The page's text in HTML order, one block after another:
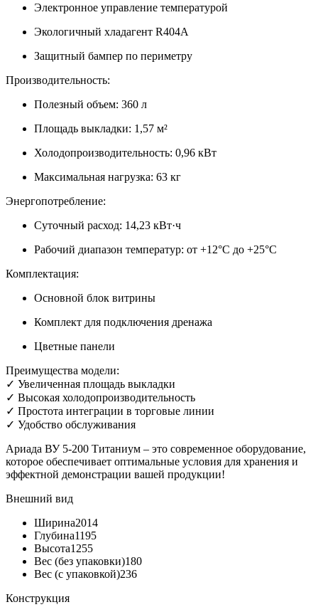
Электронное управление температурой
Экологичный хладагент R404А
Защитный бампер по периметру
Производительность:
Полезный объем: 360 л
Площадь выкладки: 1,57 м²
Холодопроизводительность: 0,96 кВт
Максимальная нагрузка: 63 кг
Энергопотребление:
Суточный расход: 14,23 кВт·ч
Рабочий диапазон температур: от +12°C до +25°C
Комплектация:
Основной блок витрины
Комплект для подключения дренажа
Цветные панели
Преимущества модели:
✓ Увеличенная площадь выкладки
✓ Высокая холодопроизводительность
✓ Простота интеграции в торговые линии
✓ Удобство обслуживания
Ариада ВУ 5-200 Титаниум – это современное оборудование,
которое обеспечивает оптимальные условия для хранения и
эффектной демонстрации вашей продукции!
Внешний вид
Ширина2014
Глубина1195
Высота1255
Вес (без упаковки)180
Вес (с упаковкой)236
Конструкция